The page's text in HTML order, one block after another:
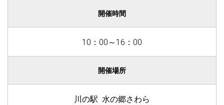
開催時間
10：00～16：00
開催場所
川の駅 水の郷さわら